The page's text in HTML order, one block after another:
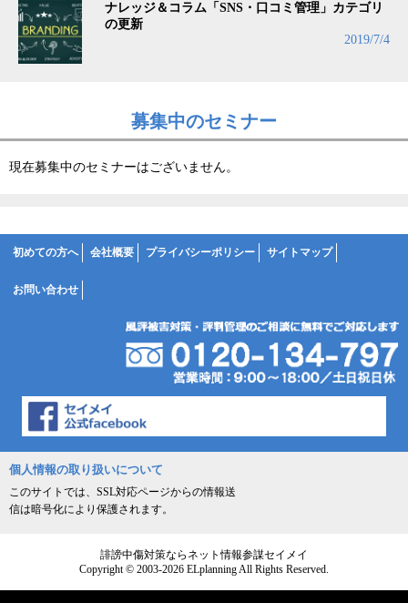
ナレッジ＆コラム「SNS・口コミ管理」カテゴリ
の更新
2019/7/4
募集中のセミナー
現在募集中のセミナーはございません。
初めての方へ 会社概要 プライバシーポリシー サイトマップ
お問い合わせ
個人情報の取り扱いについて
このサイトでは、SSL対応ページからの情報送
信は暗号化により保護されます。
誹謗中傷対策ならネット情報参謀セイメイ
Copyright © 2003-2026 ELplanning All Rights Reserved.